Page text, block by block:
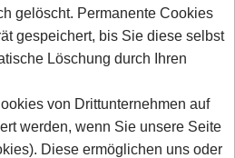
gelöscht. Permanente Cookies
gespeichert, bis Sie diese selbst
Löschung durch Ihren
von Drittunternehmen auf
werden, wenn Sie unsere Seite
Diese ermöglichen uns oder